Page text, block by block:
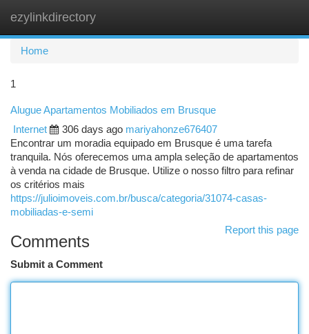
ezylinkdirectory
Home
1
Alugue Apartamentos Mobiliados em Brusque
Internet
306 days ago mariyahonze676407
Encontrar um moradia equipado em Brusque é uma tarefa
tranquila. Nós oferecemos uma ampla seleção de apartamentos
à venda na cidade de Brusque. Utilize o nosso filtro para refinar
os critérios mais
https://julioimoveis.com.br/busca/categoria/31074-casas-
mobiliadas-e-semi
Report this page
Comments
Submit a Comment